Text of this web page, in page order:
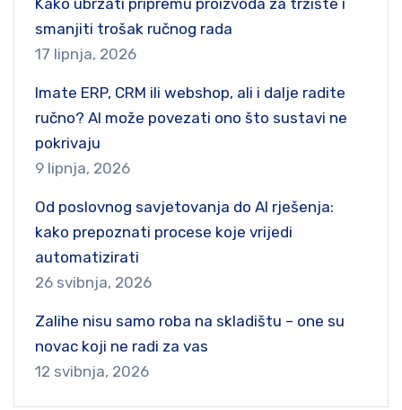
smanjiti trošak ručnog rada
17 lipnja, 2026
Imate ERP, CRM ili webshop, ali i dalje radite
ručno? AI može povezati ono što sustavi ne
pokrivaju
9 lipnja, 2026
Od poslovnog savjetovanja do AI rješenja:
kako prepoznati procese koje vrijedi
automatizirati
26 svibnja, 2026
Zalihe nisu samo roba na skladištu – one su
novac koji ne radi za vas
12 svibnja, 2026